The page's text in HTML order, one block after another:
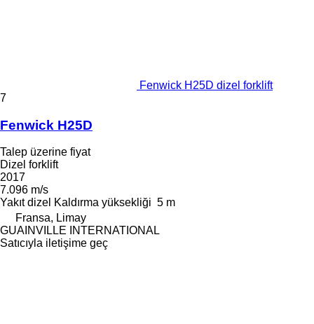
Fenwick H25D dizel forklift
7
Fenwick H25D
Talep üzerine fiyat
Dizel forklift
2017
7.096 m/s
Yakıt dizel Kaldırma yüksekliği 5 m
Fransa, Limay
GUAINVILLE INTERNATIONAL
Satıcıyla iletişime geç